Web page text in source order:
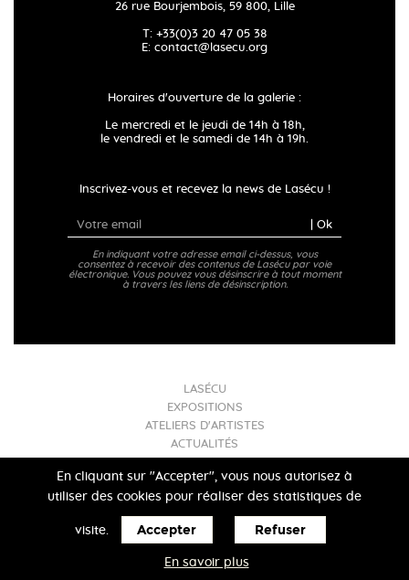
26 rue Bourjembois, 59 800, Lille
T: +33(0)3 20 47 05 38
E: contact@lasecu.org
Horaires d'ouverture de la galerie :
Le mercredi et le jeudi de 14h à 18h,
le vendredi et le samedi de 14h à 19h.
Inscrivez-vous et recevez la news de Lasécu !
| Ok
En indiquant votre adresse email ci-dessus, vous
consentez à recevoir des contenus de Lasécu par voie
électronique. Vous pouvez vous désinscrire à tout moment
à travers les liens de désinscription.
LASÉCU
EXPOSITIONS
ATELIERS D'ARTISTES
ACTUALITÉS
- Lasécu 2017
En cliquant sur "Accepter", vous nous autorisez à
utiliser des cookies pour réaliser des statistiques de
visite. Accepter Refuser
En savoir plus